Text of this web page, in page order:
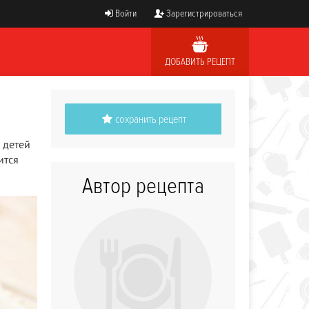
Войти Зарегистрироваться
ДОБАВИТЬ РЕЦЕПТ
сохранить рецепт
Автор рецепта